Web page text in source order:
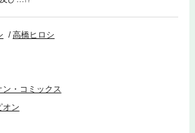
高橋ヒロシ
ン・コミックス
オン